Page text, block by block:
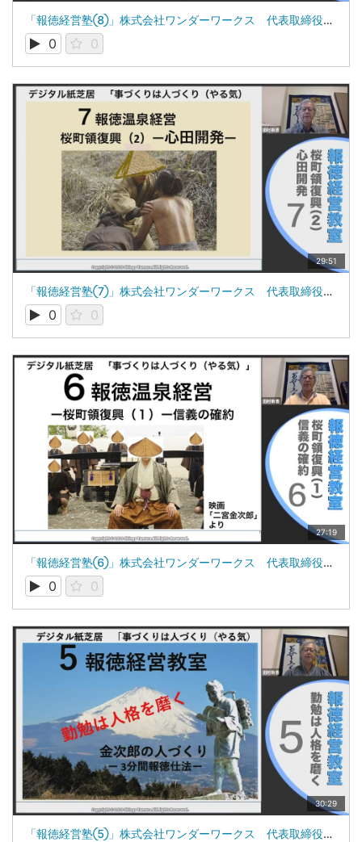
「報徳経営塾⑧」株式会社ワンダーワークス 代表取締役 田村新吾
0 0
29:51
「報徳経営塾⑦」株式会社ワンダーワークス 代表取締役 田村新吾
0 0
27:19
「報徳経営塾⑥」株式会社ワンダーワークス 代表取締役 田村新吾
0 0
30:29
「報徳経営塾⑤」株式会社ワンダーワークス 代表取締役 田村新吾